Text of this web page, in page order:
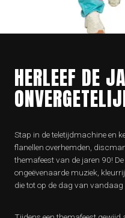
HERLEEF DE
Stap in de teletijdmachine en
flanellen overhemden,
themafeest van de jaren 90!
ongeëvenaarde muziek,
die tot op de dag van vandaag